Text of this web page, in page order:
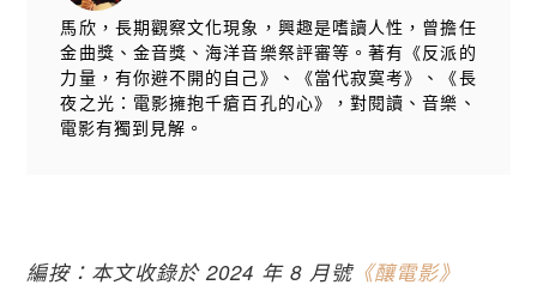
馬欣，長期觀察文化現象，興趣是嗜讀人性，曾擔任
金曲獎、金音獎、海洋音樂祭評審等。著有《反派的
力量，有你避不開的自己》、《當代寂寞考》、《長
夜之光：電影擁抱千瘡百孔的心》，對閱讀、音樂、
電影有獨到見解。
編按：本文收錄於 2024 年 8 月號《釀電影》